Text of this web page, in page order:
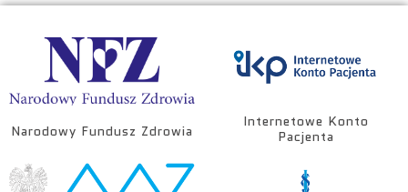
Narodowy Fundusz Zdrowia
Internetowe Konto
Pacjenta